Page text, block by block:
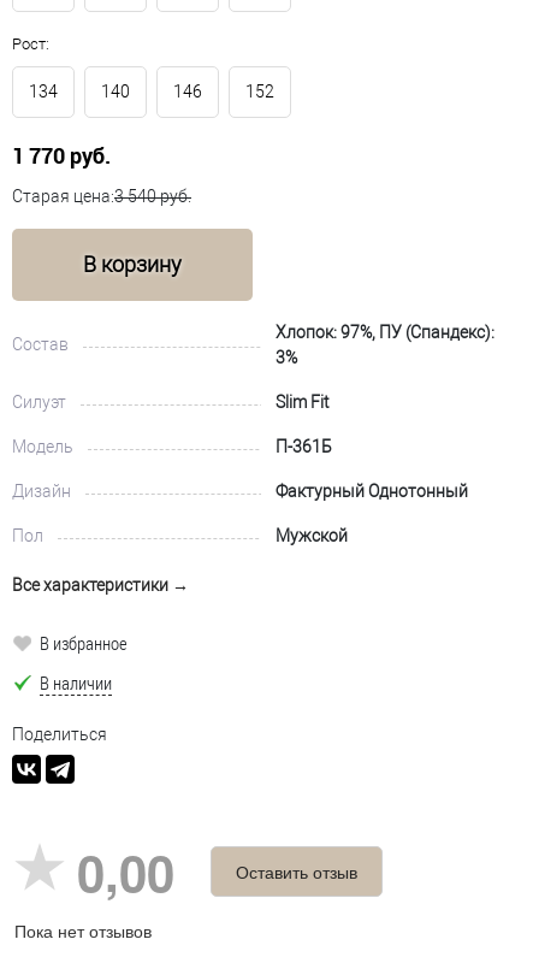
Рост:
134 140 146 152
1 770 руб.
Старая цена:3 540 руб.
В корзину
Состав
Хлопок: 97%, ПУ (Спандекс):
3%
Силуэт Slim Fit
Модель П-361Б
Дизайн Фактурный Однотонный
Пол Мужской
Все характеристики →
В избранное
В наличии
Поделиться
0,00
Пока нет отзывов
Оставить отзыв